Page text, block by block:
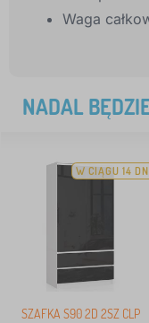
Waga
NADAL
W CIĄGU 14
SZAFKA S90 2D 2SZ CLP